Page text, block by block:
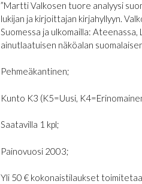
”Martti Valkosen tuore analyysi
lukijan ja kirjoittajan kirjahyllyyn.
Suomessa ja ulkomailla:
ainutlaatuisen näköalan
Pehmeäkantinen;
Kunto K3 (K5=Uusi,
Saatavilla 1 kpl;
Painovuosi 2003;
Yli 50 € kokonaistilaukset